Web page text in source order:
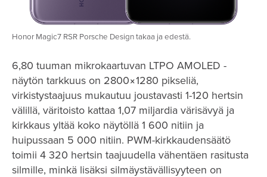
Honor Magic7 RSR Porsche Design takaa ja edestä.
6,80 tuuman mikrokaartuvan LTPO AMOLED -
näytön tarkkuus on 2800×1280 pikseliä,
virkistystaajuus mukautuu joustavasti 1-120 hertsin
välillä, väritoisto kattaa 1,07 miljardia värisävyä ja
kirkkaus yltää koko näytöllä 1 600 nitiin ja
huipussaan 5 000 nitiin. PWM-kirkkaudensäätö
toimii 4 320 hertsin taajuudella vähentäen rasitusta
silmille, minkä lisäksi silmäystävällisyyteen on